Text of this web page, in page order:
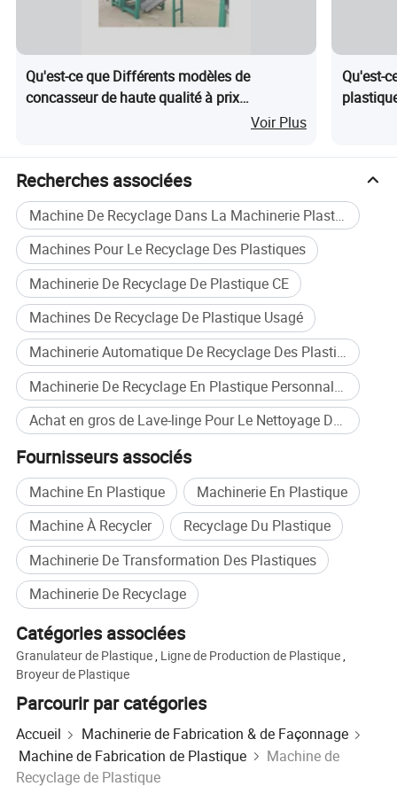
Hauteur du trou de matériel de sortie
Des photos détaillées
La voie toute la ligne de production tant
1.Prendre des vidéos ou photos du processus de
production et les détails pour les clientsau cours
de la production.
2.Prendre des vidéos ou photos de produits finis
pour les clientsaprès leur production.
3.Prendre des vidéos ou photos de l'emballage
pour les clientslors de l'emballage.
Qu'est-ce que Différents modèles de
concasseur de haute qualité à prix
Voir Plus
Qu'est-
Recherches associées
Machine De Recyclage Dans La Machinerie Plastique
Machines Pour Le Recyclage Des Plastiques
Machinerie De Recyclage De Plastique CE
Machines De Recyclage De Plastique Usagé
Machinerie Automatique De Recyclage Des Plastiques
Machinerie De Recyclage En Plastique Personnalisée
Achat en gros de Lave-linge Pour Le Nettoyage Des Plastiques
Fournisseurs associés
Machine En Plastique
Machinerie En Plastique
Machine À Recycler
Recyclage Du Plastique
Machinerie De Transformation Des Plastiques
Machinerie De Recyclage
Catégories associées
Granulateur de Plastique, Ligne de Production de Plastique,
Broyeur de Plastique
Parcourir par catégories
Accueil
Machinerie de Fabrication & de Façonnage
Machine de Fabrication de Plastique
Machine de
Recyclage de Plastique